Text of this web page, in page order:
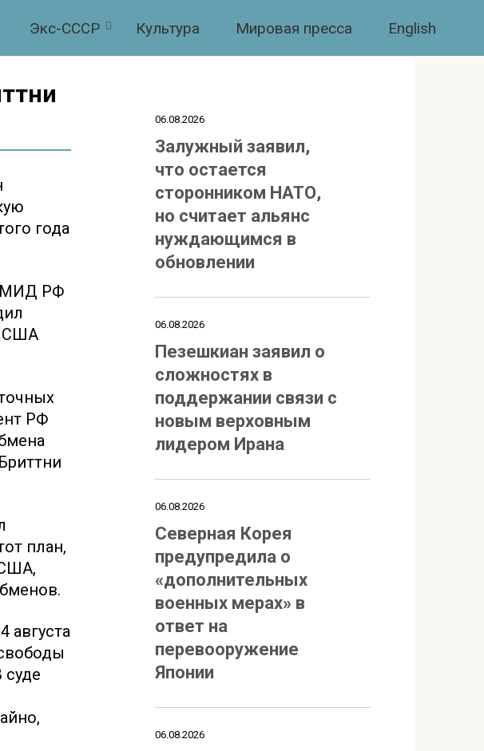
Экс-СССР Культура Мировая пресса English
года
МИД РФ
США
РФ
план,
августа
суде
06.08.2026
Залужный заявил,
что остается
сторонником НАТО,
но считает альянс
нуждающимся в
обновлении
06.08.2026
Пезешкиан заявил о
сложностях в
поддержании связи с
новым верховным
лидером Ирана
06.08.2026
Северная Корея
предупредила о
«дополнительных
военных мерах» в
ответ на
перевооружение
Японии
06.08.2026